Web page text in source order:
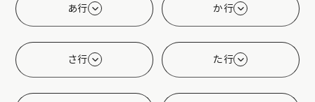
あ行 か行
さ行 た行